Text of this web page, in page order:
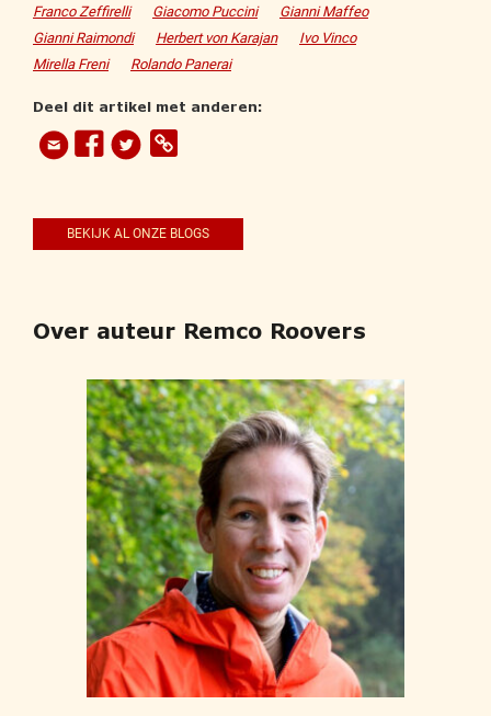
Franco Zeffirelli Giacomo Puccini
Gianni Maffeo
Gianni Raimondi
Herbert von Karajan
Ivo Vinco
Mirella Freni
Rolando Panerai
Deel dit artikel met anderen:
BEKIJK AL ONZE BLOGS
Over auteur Remco Roovers